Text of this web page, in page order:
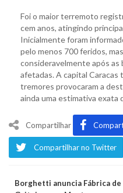
Foi o maior terremoto
cem anos, atingindo
Inicialmente foram
pelo menos 700 feridos,
consideravelmente após as
afetadas. A capital Caracas
tremores provocaram a
ainda uma estimativa exata
Compartilhar
Compartilhar no Twitter
Borghetti anuncia Fábrica de